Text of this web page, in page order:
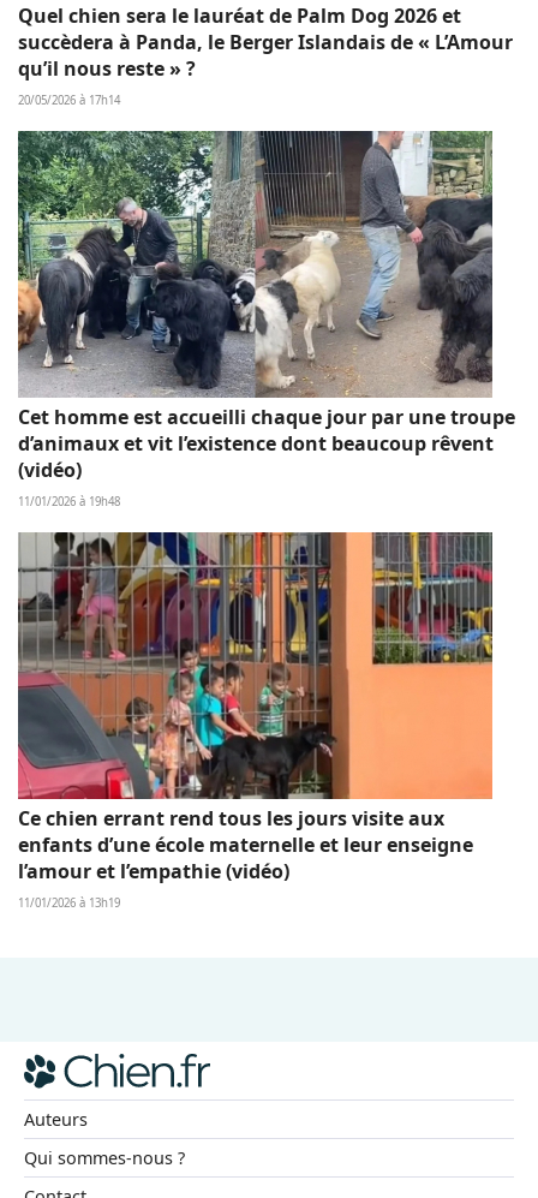
Quel chien sera le lauréat de Palm Dog 2026 et
succèdera à Panda, le Berger Islandais de « L’Amour
qu’il nous reste » ?
20/05/2026 à 17h14
Cet homme est accueilli chaque jour par une troupe
d’animaux et vit l’existence dont beaucoup rêvent
(vidéo)
11/01/2026 à 19h48
Ce chien errant rend tous les jours visite aux
enfants d’une école maternelle et leur enseigne
l’amour et l’empathie (vidéo)
11/01/2026 à 13h19
Auteurs
Qui sommes-nous ?